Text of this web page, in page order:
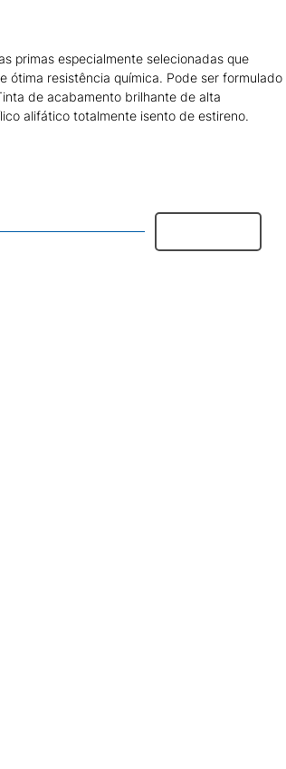
primas especialmente selecionadas que
ótima resistência química. Pode ser formulado
de acabamento brilhante de alta
alifático totalmente isento de estireno.